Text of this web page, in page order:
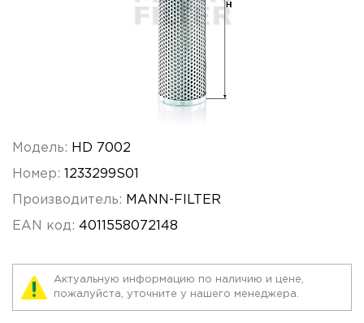
Модель: HD 7002
Номер: 1233299S01
Производитель: MANN-FILTER
EAN код: 4011558072148
Актуальную информацию по наличию и цене,
пожалуйста, уточните у нашего менеджера.